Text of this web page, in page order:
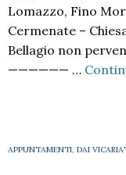
Lomazzo, Fino
Cermenate –
Bellagio non
—————— …
APPUNTAMENTI, DAI